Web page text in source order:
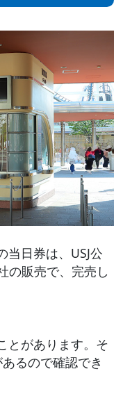
当日券は、USJ公
の販売で、完売し
とがあります。そ
るので確認でき